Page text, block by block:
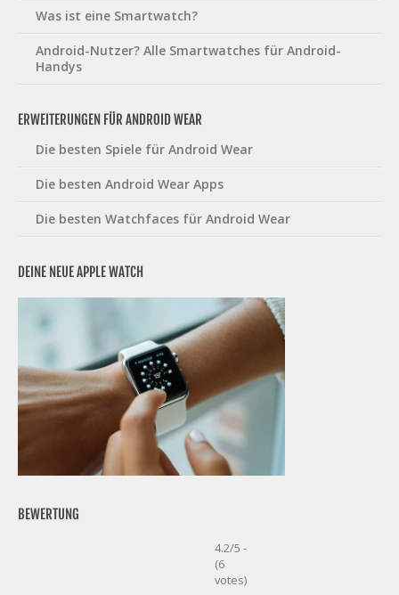
Was ist eine Smartwatch?
Android-Nutzer? Alle Smartwatches für Android-
Handys
ERWEITERUNGEN FÜR ANDROID WEAR
Die besten Spiele für Android Wear
Die besten Android Wear Apps
Die besten Watchfaces für Android Wear
DEINE NEUE APPLE WATCH
BEWERTUNG
4.2/5 -
(6
votes)